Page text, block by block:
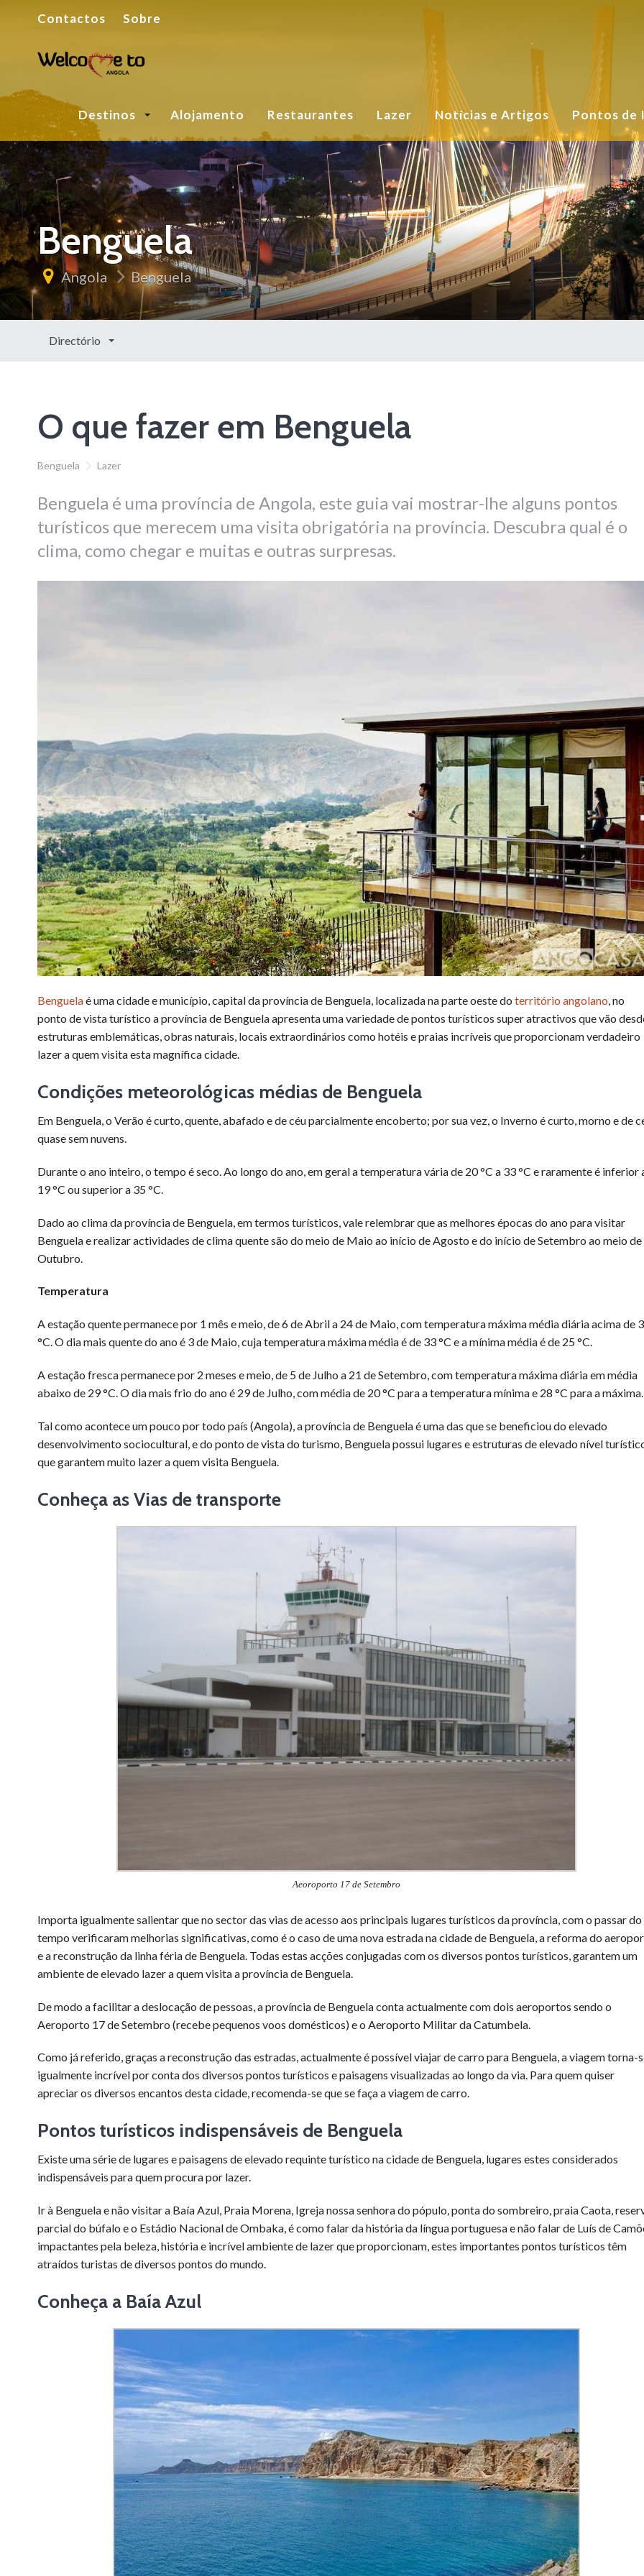
Contactos Sobre
Destinos Alojamento Restaurantes Lazer Notícias e Artigos Pontos de
Benguela
Angola Benguela
Directório
O que fazer em Benguela
Benguela Lazer
Benguela é uma província de Angola, este guia vai mostrar-lhe alguns pontos
turísticos que merecem uma visita obrigatória na província. Descubra qual é o
clima, como chegar e muitas e outras surpresas.
Benguelaé uma cidade e município, capital da província de Benguela, localizada na parte oeste do território angolano, no
ponto de vista turístico a província de Benguela apresenta uma variedade de pontos turísticos super atractivos que vão
estruturas emblemáticas, obras naturais, locais extraordinários como hotéis e praias incríveis que proporcionam verdadeiro
lazer a quem visita esta magnífica cidade.
Condições meteorológicas médias de Benguela
Em Benguela, o Verão é curto, quente, abafado e de céu parcialmente encoberto; por sua vez, o Inverno é curto, morno e de
quase sem nuvens.
Durante o ano inteiro, o tempo é seco. Ao longo do ano, em geral a temperatura vária de 20 °C a 33 °C e raramente é inferior
19 °C ou superior a 35 °C.
Dado ao clima da província de Benguela, em termos turísticos, vale relembrar que as melhores épocas do ano para visitar
Benguela e realizar actividades de clima quente são do meio de Maio ao início de Agosto e do início de Setembro ao meio de
Outubro.
Temperatura
A estação quente permanece por 1 mês e meio, de 6 de Abril a 24 de Maio, com temperatura máxima média diária acima de
°C. O dia mais quente do ano é 3 de Maio, cuja temperatura máxima média é de 33 °C e a mínima média é de 25 °C.
A estação fresca permanece por 2 meses e meio, de 5 de Julho a 21 de Setembro, com temperatura máxima diária em média
abaixo de 29 °C. O dia mais frio do ano é 29 de Julho, com média de 20 °C para a temperatura mínima e 28 °C para a máxima.
Tal como acontece um pouco por todo país (Angola), a província de Benguela é uma das que se beneficiou do elevado
desenvolvimento sociocultural, e do ponto de vista do turismo, Benguela possui lugares e estruturas de elevado nível
que garantem muito lazer a quem visita Benguela.
Conheça as Vias de transporte
Aeoroporto 17 de Setembro
Importa igualmente salientar que no sector das vias de acesso aos principais lugares turísticos da província, com o passar do
tempo verificaram melhorias significativas, como é o caso de uma nova estrada na cidade de Benguela, a reforma do
e a reconstrução da linha féria de Benguela. Todas estas acções conjugadas com os diversos pontos turísticos, garantem um
ambiente de elevado lazer a quem visita a província de Benguela.
De modo a facilitar a deslocação de pessoas, a província de Benguela conta actualmente com dois aeroportos sendo o
Aeroporto 17 de Setembro (recebe pequenos voos domésticos) e o Aeroporto Militar da Catumbela.
Como já referido, graças a reconstrução das estradas, actualmente é possível viajar de carro para Benguela, a viagem torna-
igualmente incrível por conta dos diversos pontos turísticos e paisagens visualizadas ao longo da via. Para quem quiser
apreciar os diversos encantos desta cidade, recomenda-se que se faça a viagem de carro.
Pontos turísticos indispensáveis de Benguela
Existe uma série de lugares e paisagens de elevado requinte turístico na cidade de Benguela, lugares estes considerados
indispensáveis para quem procura por lazer.
Ir à Benguela e não visitar a Baía Azul, Praia Morena, Igreja nossa senhora do pópulo, ponta do sombreiro, praia Caota,
parcial do búfalo e o Estádio Nacional de Ombaka, é como falar da história da língua portuguesa e não falar de Luís de
impactantes pela beleza, história e incrível ambiente de lazer que proporcionam, estes importantes pontos turísticos têm
atraídos turistas de diversos pontos do mundo.
Conheça a Baía Azul